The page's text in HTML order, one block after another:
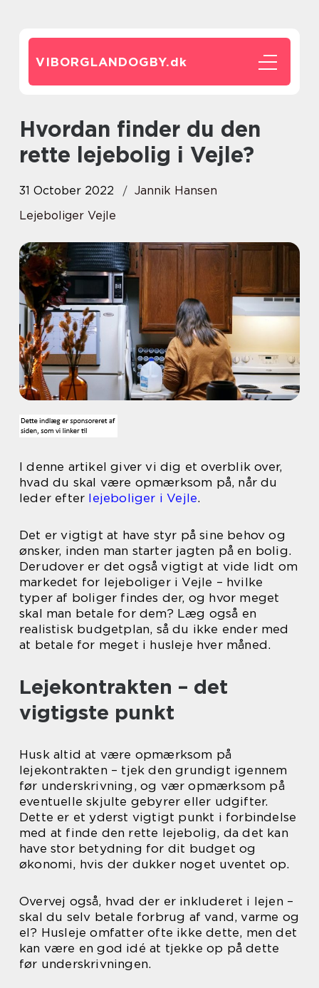
VIBORGLANDOGBY.dk
Hvordan finder du den
rette lejebolig i Vejle?
31 October 2022
Jannik Hansen
Lejeboliger Vejle
I denne artikel giver vi dig et overblik over,
hvad du skal være opmærksom på, når du
leder efter lejeboliger i Vejle.
Det er vigtigt at have styr på sine behov og
ønsker, inden man starter jagten på en bolig.
Derudover er det også vigtigt at vide lidt om
markedet for lejeboliger i Vejle – hvilke
typer af boliger findes der, og hvor meget
skal man betale for dem? Læg også en
realistisk budgetplan, så du ikke ender med
at betale for meget i husleje hver måned.
Lejekontrakten – det
vigtigste punkt
Husk altid at være opmærksom på
lejekontrakten – tjek den grundigt igennem
før underskrivning, og vær opmærksom på
eventuelle skjulte gebyrer eller udgifter.
Dette er et yderst vigtigt punkt i forbindelse
med at finde den rette lejebolig, da det kan
have stor betydning for dit budget og
økonomi, hvis der dukker noget uventet op.
Overvej også, hvad der er inkluderet i lejen –
skal du selv betale forbrug af vand, varme og
el? Husleje omfatter ofte ikke dette, men det
kan være en god idé at tjekke op på dette
før underskrivningen.